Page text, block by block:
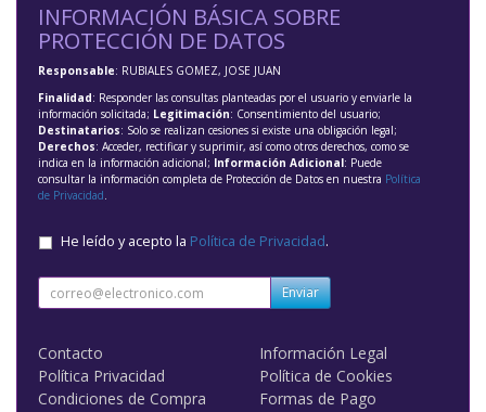
INFORMACIÓN BÁSICA SOBRE
PROTECCIÓN DE DATOS
Responsable: RUBIALES GOMEZ, JOSE JUAN
Finalidad: Responder las consultas planteadas por el usuario y enviarle la
información solicitada; Legitimación: Consentimiento del usuario;
Destinatarios: Solo se realizan cesiones si existe una obligación legal;
Derechos: Acceder, rectificar y suprimir, así como otros derechos, como se
indica en la información adicional; Información Adicional: Puede
consultar la información completa de Protección de Datos en nuestra Política
de Privacidad.
He leído y acepto la Política de Privacidad.
Enviar
Contacto
Información Legal
Política Privacidad
Política de Cookies
Condiciones de Compra
Formas de Pago